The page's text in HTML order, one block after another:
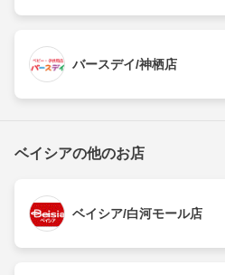
バースデイ/神栖店
ベイシアの他のお店
ベイシア/白河モール店